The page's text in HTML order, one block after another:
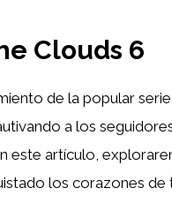
Clouds 6
de la popular
a los
este artículo,
los corazones de